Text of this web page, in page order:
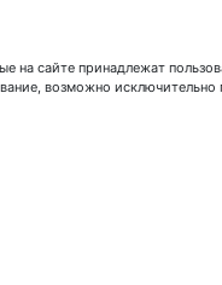
на сайте принадлежат
возможно